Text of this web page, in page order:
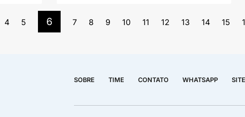
4 5 6 7 8 9 10 11 12 13 14 15
SOBRE TIME CONTATO WHATSAPP